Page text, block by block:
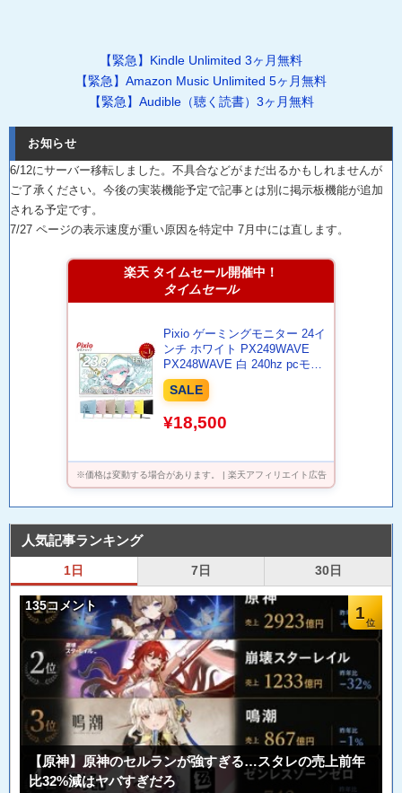
【緊急】Kindle Unlimited 3ヶ月無料
【緊急】Amazon Music Unlimited 5ヶ月無料
【緊急】Audible（聴く読書）3ヶ月無料
お知らせ
6/12にサーバー移転しました。不具合などがまだ出るかもしれませんが
ご了承ください。今後の実装機能予定で記事とは別に掲示板機能が追加
される予定です。
7/27 ページの表示速度が重い原因を特定中 7月中には直します。
楽天 タイムセール開催中！
タイムセール
Pixio ゲーミングモニター 24イ
ンチ ホワイト PX249WAVE
PX248WAVE 白 240hz pcモニ
ター 120Hz 144Hz 165Hz 対応
モニター ピンク ブルー ベージ
ア スピーカー内蔵 VESA 23.8
SALE
¥18,500
※価格は変動する場合があります。 | 楽天アフィリエイト広告
人気記事ランキング
1日 7日 30日
1
135コメント
【原神】原神のセルランが強すぎる…スタレの売上前年
比32%減はヤバすぎだろ